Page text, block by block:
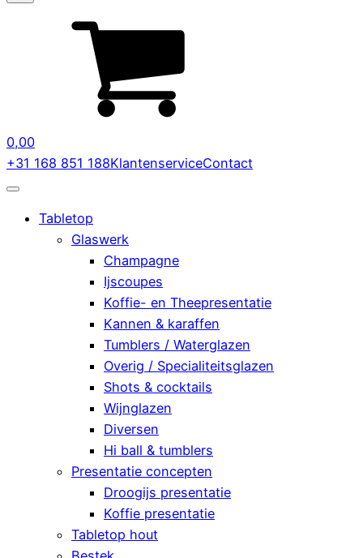
0,00
+31 168 851 188KlantenserviceContact
Tabletop
Glaswerk
Champagne
Ijscoupes
Koffie- en Theepresentatie
Kannen & karaffen
Tumblers / Waterglazen
Overig / Specialiteitsglazen
Shots & cocktails
Wijnglazen
Diversen
Hi ball & tumblers
Presentatie concepten
Droogijs presentatie
Koffie presentatie
Tabletop hout